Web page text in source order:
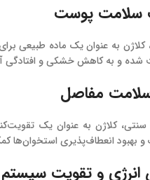
سلامت پوست
به عنوان یک ماده طبیعی
شده و به کاهش خشکی و افتادگی
مفاصل
کلاژن به عنوان یک
و بهبود انعطاف‌پذیری استخوان‌ها
انرژی و تقویت سیستم